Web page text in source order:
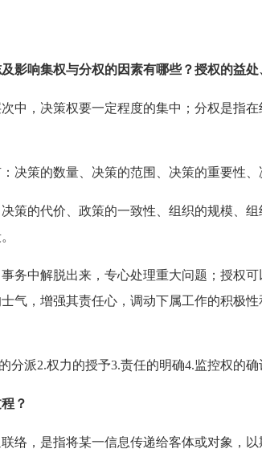
影响集权与分权的因素有哪些？授权的益
，决策权要一定程度的集中；分权是指在
策的数量、决策的范围、决策的重要性、
的代价、政策的一致性、组织的规模、组
中解脱出来，专心处理重大问题；授权可
气，增强其责任心，调动下属工作的积极
派2.权力的授予3.责任的明确4.监控权的确
？
，是指将某一信息传递给客体或对象，以